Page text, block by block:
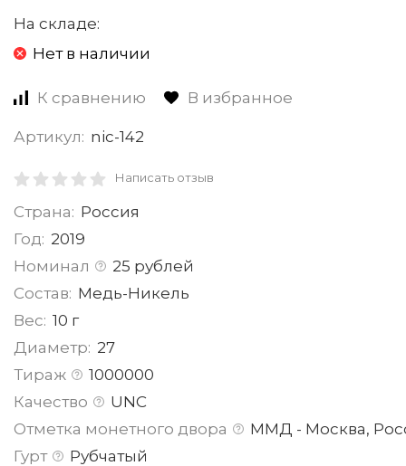
На складе:
Нет в наличии
К сравнению В избранное
Артикул: nic-142
Написать отзыв
Страна: Россия
Год: 2019
Номинал
25 рублей
Состав: Медь-Никель
Вес: 10 г
Диаметр: 27
Тираж
1000000
Качество
UNC
Отметка монетного двора
ММД - Москва,
Гурт
Рубчатый